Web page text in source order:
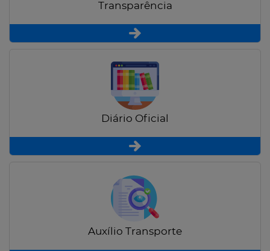
Transparência
Diário Oficial
Auxílio Transporte